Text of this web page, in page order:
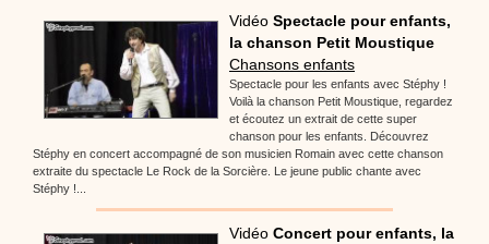
Vidéo Spectacle pour enfants,
la chanson Petit Moustique
Chansons enfants
Spectacle pour les enfants avec Stéphy !
Voilà la chanson Petit Moustique, regardez
et écoutez un extrait de cette super
chanson pour les enfants. Découvrez
Stéphy en concert accompagné de son musicien Romain avec cette chanson
extraite du spectacle Le Rock de la Sorcière. Le jeune public chante avec
Stéphy !...
Vidéo Concert pour enfants, la